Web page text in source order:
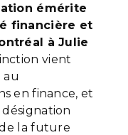
émérite
financière et
à Julie
vient
au
en finance, et
la future